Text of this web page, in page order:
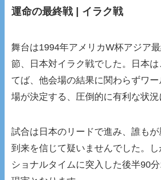
運命の最終戦 | イラク戦
舞台は1994年アメリカW杯アジア
節、日本対イラク戦でした。日本
てば、他会場の結果に関わらずワ
場が決定する、圧倒的に有利な状況
試合は日本のリードで進み、誰も
到来を信じて疑いませんでした。し
ショナルタイムに突入した後半90